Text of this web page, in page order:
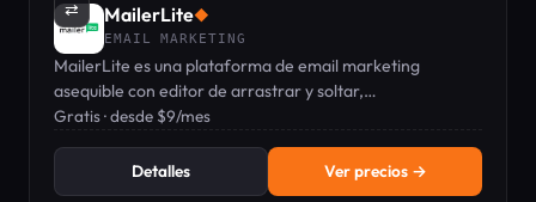
⇄ MailerLite◆
EMAIL MARKETING
MailerLite es una plataforma de email marketing
asequible con editor de arrastrar y soltar,
automatizaciones, páginas de aterrizaje y venta de
Gratis · desde $9/mes
Detalles Ver precios →